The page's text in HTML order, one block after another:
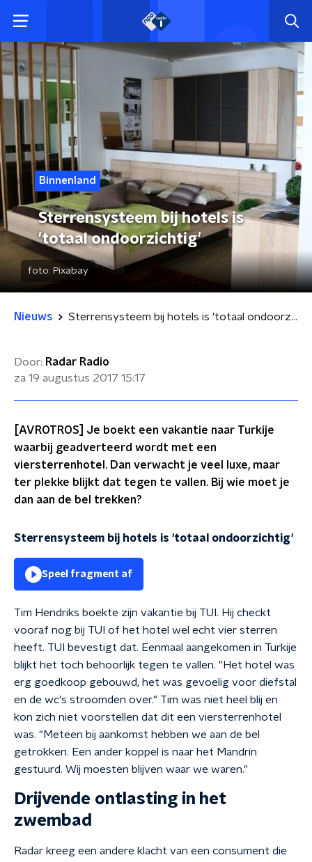
Binnenland
Sterrensysteem bij hotels is
'totaal ondoorzichtig'
foto: Pixabay
Nieuws Sterrensysteem bij hotels is 'totaal ondoorzichtig'
Door: Radar Radio
za 19 augustus 2017 15:17
[AVROTROS] Je boekt een vakantie naar Turkije
waarbij geadverteerd wordt met een
viersterrenhotel. Dan verwacht je veel luxe, maar
ter plekke blijkt dat tegen te vallen. Bij wie moet je
dan aan de bel trekken?
Sterrensysteem bij hotels is 'totaal ondoorzichtig'
Speel fragment af
Tim Hendriks boekte zijn vakantie bij TUI. Hij checkt
vooraf nog bij TUI of het hotel wel echt vier sterren
heeft. TUI bevestigt dat. Eenmaal aangekomen in Turkije
blijkt het toch behoorlijk tegen te vallen. "Het hotel was
erg goedkoop gebouwd, het was gevoelig voor diefstal
en de wc's stroomden over." Tim was niet heel blij en
kon zich niet voorstellen dat dit een viersterrenhotel
was. "Meteen bij aankomst hebben we aan de bel
getrokken. Een ander koppel is naar het Mandrin
gestuurd. Wij moesten blijven waar we waren."
Drijvende ontlasting in het
zwembad
Radar kreeg een andere klacht van een consument die